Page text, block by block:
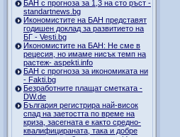
БАН с прогноза за 1,3 на сто ръст -
standartnews.bg
Икономистите на БАН представят
годишен доклад за развитието на
БГ - Vesti.bg
Икономистите на БАН: Не сме в
рецесия, но имаме нисък темп на
растеж- aspekti.info
БАН с прогноза за икономиката ни
- Fakti.bg
Безработните плащат сметката -
DW.de
България регистрира най-висок
спад на заетостта по време на
криза, засегната е както средно-
квалифицираната, така и добре